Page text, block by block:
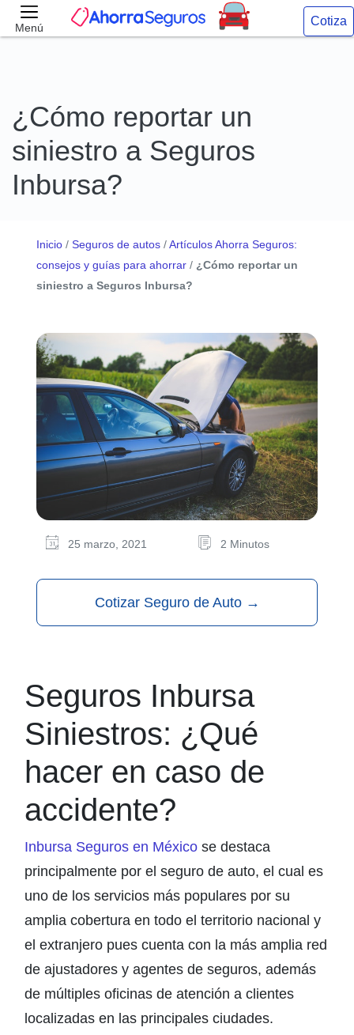
Menú Cotiza
¿Cómo reportar un
siniestro a Seguros
Inbursa?
Inicio / Seguros de autos /Artículos Ahorra Seguros:
consejos y guías para ahorrar / ¿Cómo reportar un
siniestro a Seguros Inbursa?
25 marzo, 2021 2 Minutos
Cotizar Seguro de Auto →
Seguros Inbursa
Siniestros: ¿Qué
hacer en caso de
accidente?
Inbursa Seguros en México se destaca
principalmente por el seguro de auto, el cual es
uno de los servicios más populares por su
amplia cobertura en todo el territorio nacional y
el extranjero pues cuenta con la más amplia red
de ajustadores y agentes de seguros, además
de múltiples oficinas de atención a clientes
localizadas en las principales ciudades.